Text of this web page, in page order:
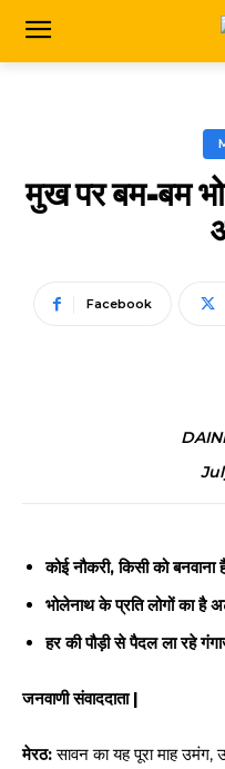
मुख पर बम-बम
Facebook
कोई नौकरी, किसी को बनवाना
भोलेनाथ के प्रति लोगों का है
हर की पौड़ी से पैदल ला रहे
जनवाणी संवाददाता |
मेरठ:सावन का यह पूरा माह